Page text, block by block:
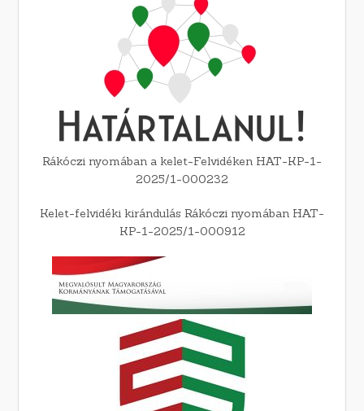
Rákóczi nyomában a kelet-Felvidéken HAT-KP-1-
2025/1-000232
Kelet-felvidéki kirándulás Rákóczi nyomában HAT-
KP-1-2025/1-000912